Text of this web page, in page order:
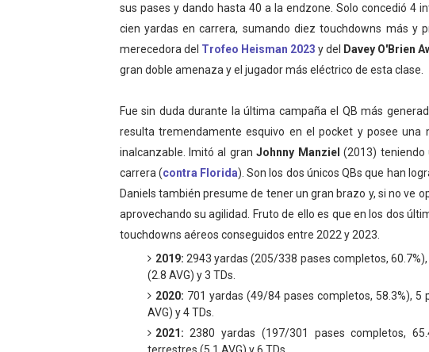
sus pases y dando hasta 40 a la endzone. Solo concedió 4
cien yardas en carrera, sumando diez touchdowns más y
merecedora del Trofeo Heisman 2023 y del Davey O'Brien
gran doble amenaza y el jugador más eléctrico de esta clase.
Fue sin duda durante la última campaña el QB más
resulta tremendamente esquivo en el pocket y posee una
inalcanzable. Imitó al granJohnny Manziel (2013) teniendo
carrera (contra Florida). Son los dos únicos QBs que han
Daniels también presume de tener un gran brazo y, si no ve
aprovechando su agilidad. Fruto de ello es que en los dos
touchdowns aéreos conseguidos entre 2022 y 2023.
2019: 2943 yardas (205/338 pases completos,
(2.8 AVG) y 3 TDs.
2020: 701 yardas (49/84 pases completos, 58.3%), 5
AVG) y 4 TDs.
2021: 2380 yardas (197/301 pases completos,